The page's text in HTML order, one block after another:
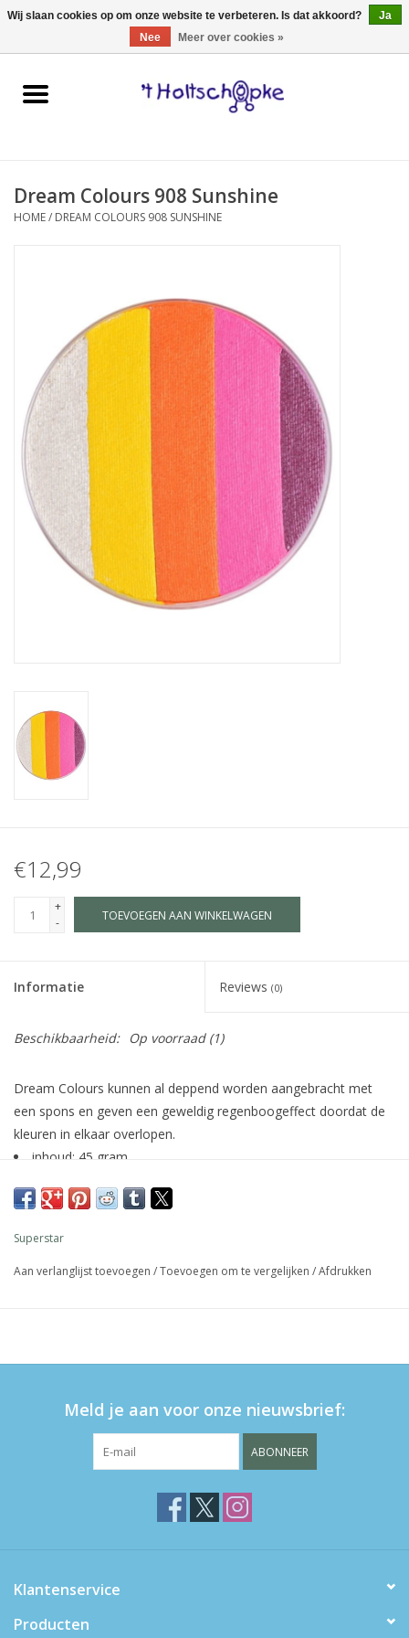
0 Artikelen - €0,00
Home
spellen
hebbedingen
kinderkamer
eten & drinken
knuffels
boeken
Dream Colours 908 Sunshine
HOME/ DREAM COLOURS 908 SUNSHINE
€12,99
+
-
TOEVOEGEN AAN WINKELWAGEN
Informatie Reviews (0)
Beschikbaarheid: Op voorraad(1)
Dream Colours kunnen al deppend worden aangebracht met
een spons en geven een geweldig regenboogeffect doordat de
kleuren in elkaar overlopen.
inhoud: 45 gram
uitermate geschikt voor facepaint en bodypaint
babyshampoo
bevat geen parabenen en parfum
Superstar
Aan verlanglijst toevoegen /Toevoegen om te vergelijken /Afdrukken
Meld je aan voor onze nieuwsbrief:
ABONNEER
Klantenservice
Producten
Wij slaan cookies op om onze website te verbeteren. Is dat akkoord?
Ja
Nee
Meer over cookies »